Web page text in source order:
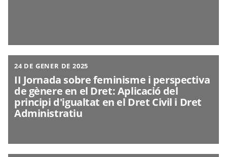
24 DE GENER DE 2025
II Jornada sobre feminisme i perspectiva
de gènere en el Dret: Aplicació del
principi d'igualtat en el Dret Civil i Dret
Administratiu